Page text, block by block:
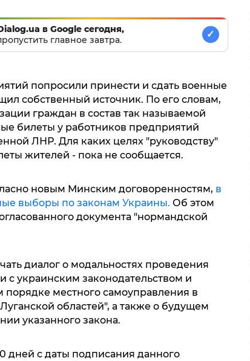
в Google сегодня,
главное завтра.
✓
попросили принести и сдать военные
собственный источник. По его словам,
граждан в состав так называемой
билеты у работников предприятий
ЛНР. Для каких целях "руководству"
жителей - пока не сообщается.
новым Минским договоренностям, в
выборы по законам Украины. Об этом
документа "нормандской
диалог о модальностях проведения
с украинским законодательством и
местного самоуправления в
областей", а также о будущем
указанного закона.
дней с даты подписания данного